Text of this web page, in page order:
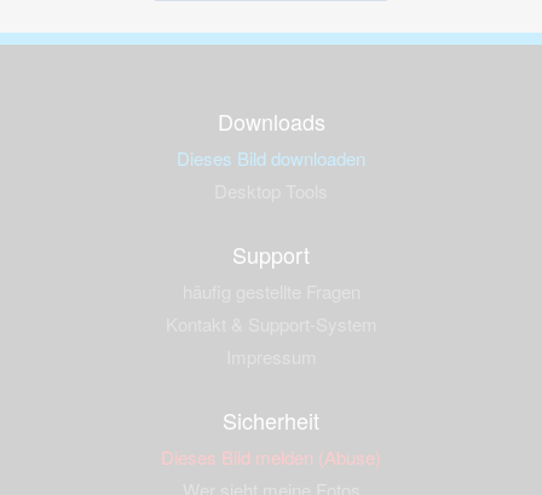
Downloads
Dieses Bild downloaden
Support
Sicherheit
Dieses Bild melden (Abuse)